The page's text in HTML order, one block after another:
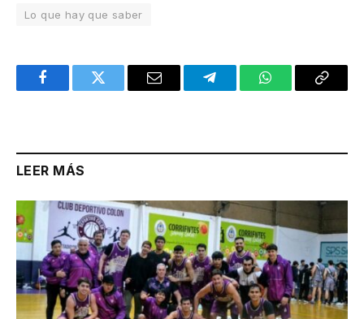
Lo que hay que saber
FacebookTwitter Email TelegramWhatsAppCopy
LEER MÁS